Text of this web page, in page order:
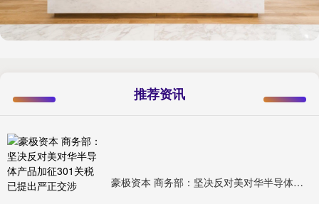
推荐资讯
豪极资本 商务部：坚决反对美对华半导体产品加征301关税 已提出严正交涉